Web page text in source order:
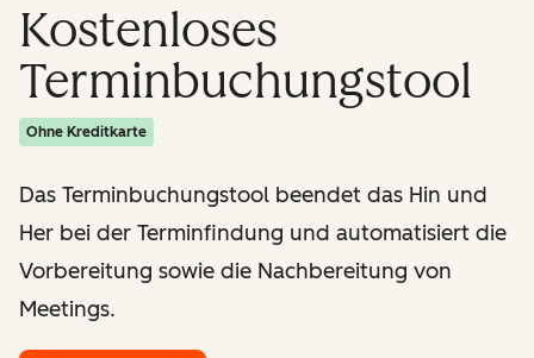
Kostenloses
Terminbuchungstool
Ohne Kreditkarte
Das Terminbuchungstool beendet das Hin und
Her bei der Terminfindung und automatisiert die
Vorbereitung sowie die Nachbereitung von
Meetings.